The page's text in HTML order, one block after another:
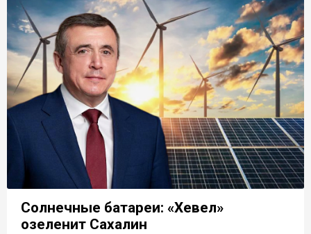
Солнечные батареи: «Хевел»
озеленит Сахалин